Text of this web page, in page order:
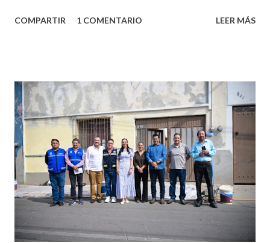
partes de ti que jamás hubieras imaginado. El problema es
conoces ni la mitad de lo que deberías saber. Pero incluso
quienes ya han tenido relaciones sexuales no son expertos
o expertas en el tema. Siempre hay algo nuevo que
aprender y nuevas experiencias que conocer. Si eres una
chica y aún no has tenido relaciones sexuales, tal vez
pienses que el sexo será increíble y no puedas esperar para
experimentarlo, pero como cualquier persona con
experiencia te dirá, siempre es mejor cuando ambas partes
son suficientemen...
COMPARTIR 1 COMENTARIO LEER MÁS